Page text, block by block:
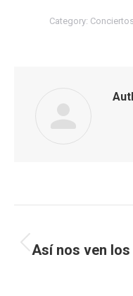
Category:
navigation
Así nos ven